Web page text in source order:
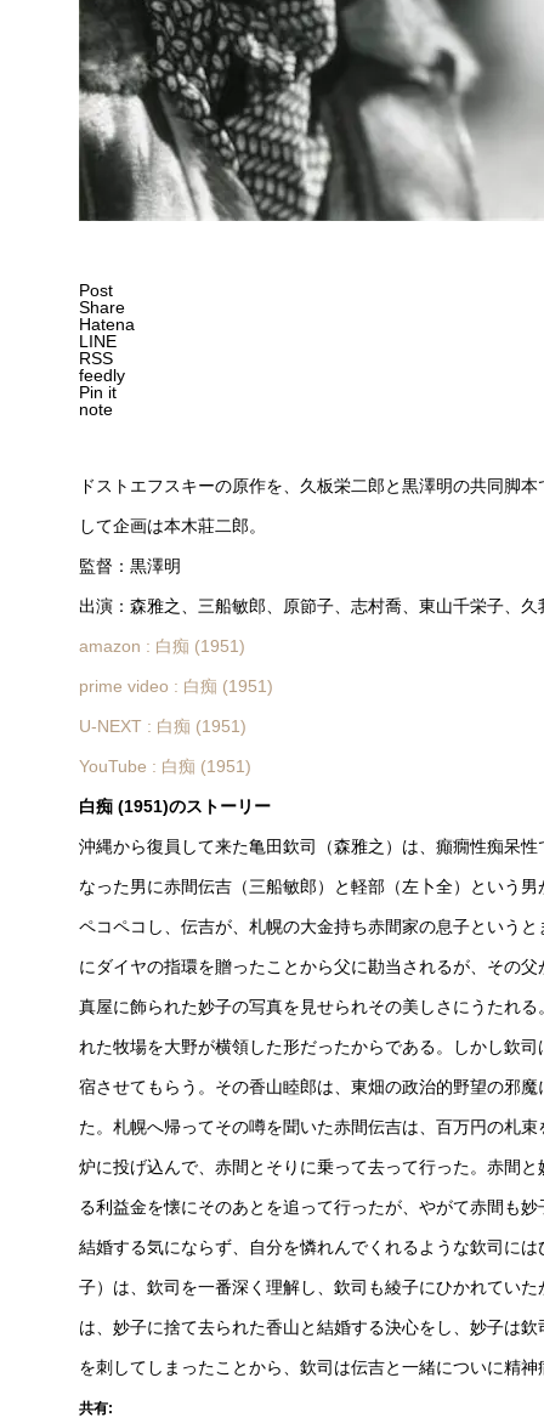
Post
Share
Hatena
LINE
RSS
feedly
Pin it
note
ドストエフスキーの原作を、久板栄二郎と黒澤明の共同脚
して企画は本木莊二郎。
監督：黒澤明
出演：森雅之、三船敏郎、原節子、志村喬、東山千栄子、
amazon : 白痴 (1951)
prime video : 白痴 (1951)
U-NEXT : 白痴 (1951)
YouTube : 白痴 (1951)
白痴 (1951)のストーリー
沖縄から復員して来た亀田欽司（森雅之）は、癲癇性痴呆
なった男に赤間伝吉（三船敏郎）と軽部（左卜全）という
ペコペコし、伝吉が、札幌の大金持ち赤間家の息子という
にダイヤの指環を贈ったことから父に勘当されるが、その
真屋に飾られた妙子の写真を見せられその美しさにうたれ
れた牧場を大野が横領した形だったからである。しかし欽
宿させてもらう。その香山睦郎は、東畑の政治的野望の邪
た。札幌へ帰ってその噂を聞いた赤間伝吉は、百万円の札
炉に投げ込んで、赤間とそりに乗って去って行った。赤間
る利益金を懐にそのあとを追って行ったが、やがて赤間も
結婚する気にならず、自分を憐れんでくれるような欽司に
子）は、欽司を一番深く理解し、欽司も綾子にひかれてい
は、妙子に捨て去られた香山と結婚する決心をし、妙子は
を刺してしまったことから、欽司は伝吉と一緒についに精
共有: